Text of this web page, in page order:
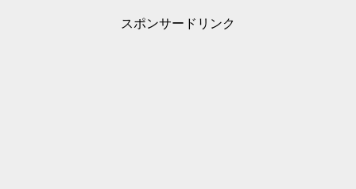
スポンサードリンク